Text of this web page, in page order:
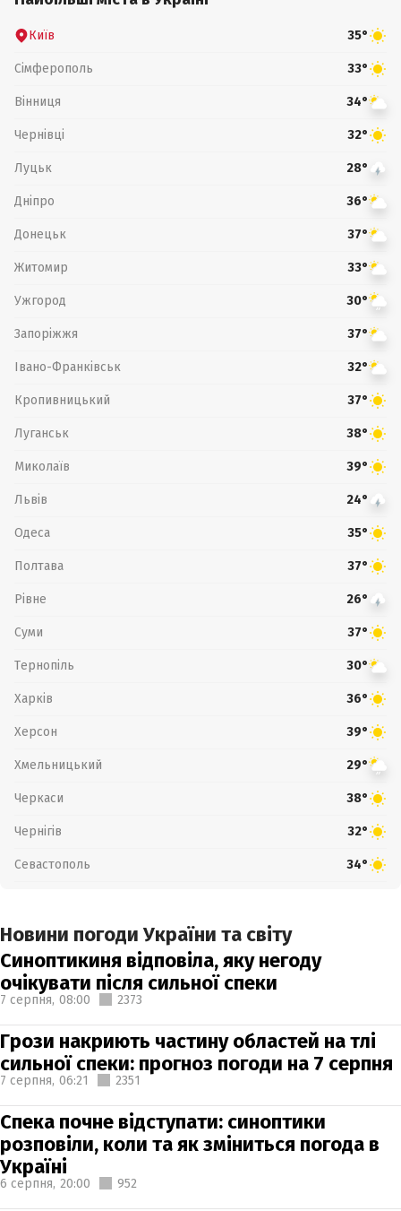
Київ 35°
Сімферополь 33°
Вінниця 34°
Чернівці 32°
Луцьк 28°
Дніпро 36°
Донецьк 37°
Житомир 33°
Ужгород 30°
Запоріжжя 37°
Івано-Франківськ 32°
Кропивницький 37°
Луганськ 38°
Миколаїв 39°
Львів 24°
Одеса 35°
Полтава 37°
Рівне 26°
Суми 37°
Тернопіль 30°
Харків 36°
Херсон 39°
Хмельницький 29°
Черкаси 38°
Чернігів 32°
Севастополь 34°
Новини погоди України та світу
Синоптикиня відповіла, яку негоду
очікувати після сильної спеки
7 серпня, 08:00 2373
Грози накриють частину областей на тлі
сильної спеки: прогноз погоди на 7 серпня
7 серпня, 06:21 2351
Спека почне відступати: синоптики
розповіли, коли та як зміниться погода в
Україні
6 серпня, 20:00 952